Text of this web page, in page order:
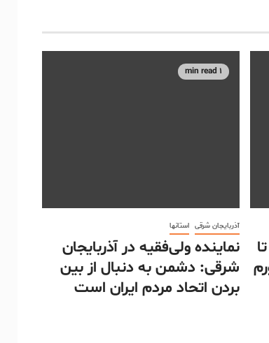
1 min read
آذربایجان شرقی استانها
نماینده ولی‌فقیه در آذربایجان
شرقی: دشمن به دنبال از بین
بردن اتحاد مردم ایران است